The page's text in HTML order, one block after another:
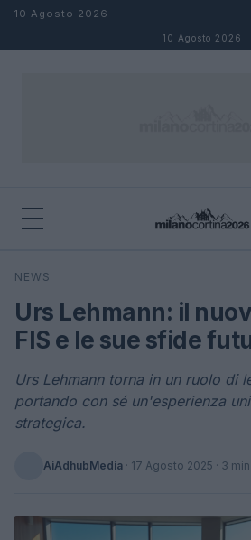
Salta al contenuto
10 Agosto 2026
10 Agosto 2026
Cerca
NEWS
Urs Lehmann: il
FIS e le sue sfide
Urs Lehmann torna in un ruolo di
portando con sé un'esperienza
strategica.
AiAdhubMedia · 17 Agosto 2025 · 3 min